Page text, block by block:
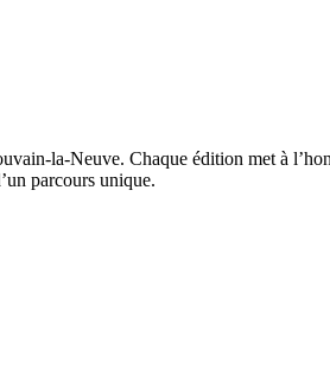
la-Neuve. Chaque édition met à
parcours unique.